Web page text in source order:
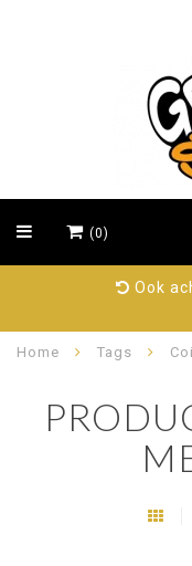
(0)
Ook
Home Tags